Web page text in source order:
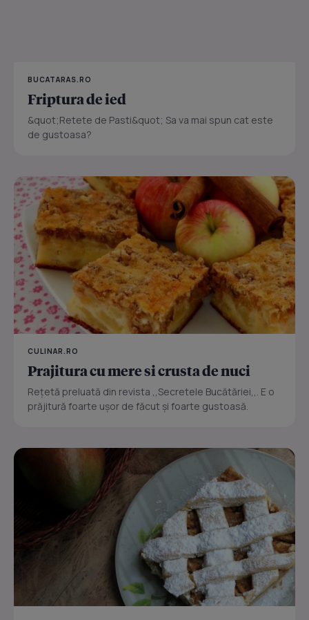
BUCATARAS.RO
Friptura de ied
&quot;Retete de Pasti&quot; Sa va mai spun cat este
de gustoasa?
CULINAR.RO
Prajitura cu mere si crusta de nuci
Reţetă preluată din revista ,,Secretele Bucătăriei,,. E o
prăjitură foarte uşor de făcut şi foarte gustoasă.